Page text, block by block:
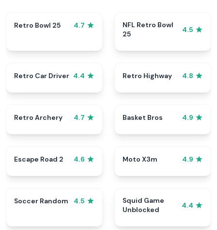
Retro Bowl 25 4.7
NFL Retro Bowl
25
4.5
Retro Car Driver 4.4 Retro Highway 4.8
Retro Archery 4.7 Basket Bros 4.9
Escape Road 2 4.6 Moto X3m 4.9
Soccer Random 4.5
Squid Game
Unblocked
4.4